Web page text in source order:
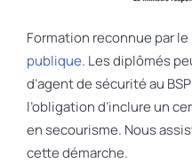
Formation reconnue par
publique. Les diplômés
d’agent de sécurité au
l’obligation d’inclure un
en secourisme. Nous
cette démarche.